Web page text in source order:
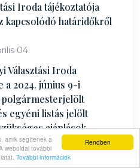
Rendben
amik segítenek a
weboldal további
További információk
Iroda tájékoztatója
kapcsolódó határidőkről
04.
Választási Iroda
a 2024. június 9-i
polgármesterjelölt
egyéni listás jelölt
ajánlások